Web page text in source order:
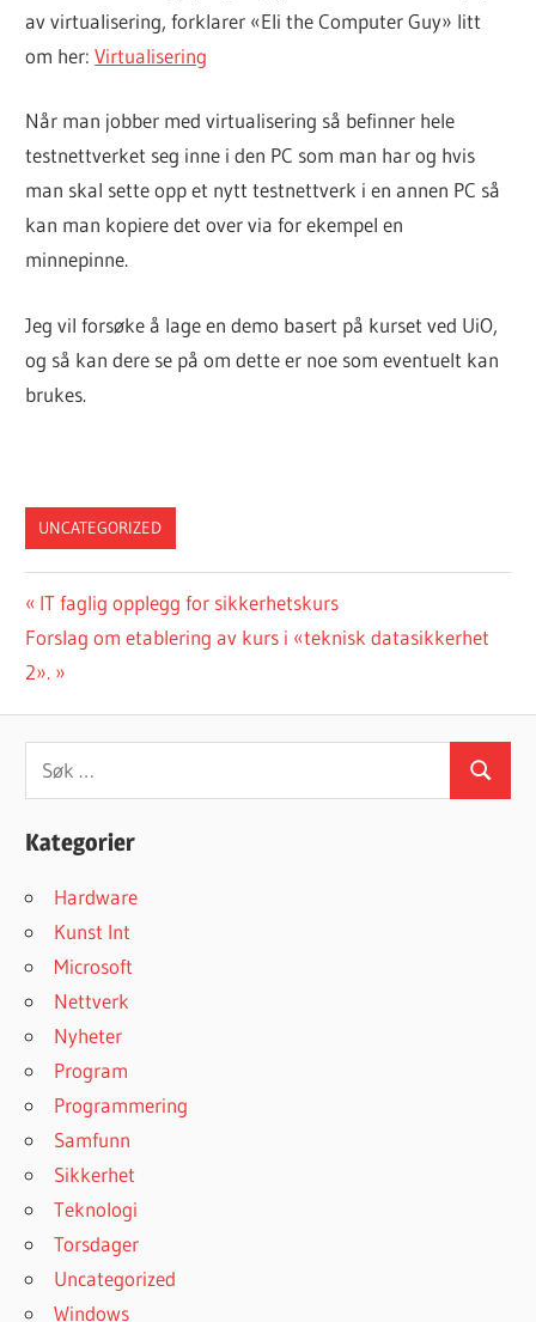
av virtualisering, forklarer «Eli the Computer Guy» litt
om her:Virtualisering
Når man jobber med virtualisering så befinner hele
testnettverket seg inne i den PC som man har og hvis
man skal sette opp et nytt testnettverk i en annen PC så
kan man kopiere det over via for ekempel en
minnepinne.
Jeg vil forsøke å lage en demo basert på kurset ved UiO,
og så kan dere se på om dette er noe som eventuelt kan
brukes.
UNCATEGORIZED
Innleggsnavigasjon
Forrige
innlegg:
IT faglig opplegg for sikkerhetskurs
Neste
innlegg:
Forslag om etablering av kurs i «teknisk datasikkerhet
2».
Søk
etter:
Søk
Kategorier
Hardware
Kunst Int
Microsoft
Nettverk
Nyheter
Program
Programmering
Samfunn
Sikkerhet
Teknologi
Torsdager
Uncategorized
Windows